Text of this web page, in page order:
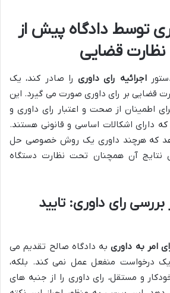
توسط دادگاه پیش از
نظارت قضایی
اجرائیه رای داوریرا صادر کند، یک
قضایی بر رای داوری صورت می گیرد. این
اطمینان از صحت و اعتبار رای داوری و
که دارای اشکالات اساسی و قانونی هستند.
که هرچند داوری یک روش خصوصی حل
نتایج آن همچنان تحت نظارت دستگاه
رای داوری: تایید
امر به داوریبه دادگاه صالح تقدیم می
درخواست منفعل عمل نمی کند. بلکه،
و مستقل، رای داوری را از جنبه های